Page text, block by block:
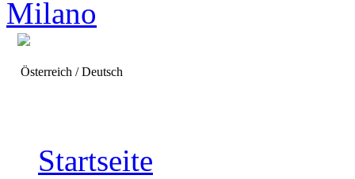
Österreich / Deutsch
Startseite